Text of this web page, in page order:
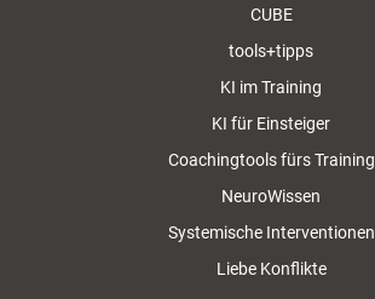
CUBE
tools+tipps
KI im Training
KI für Einsteiger
Coachingtools fürs Training
NeuroWissen
Systemische Interventionen
Liebe Konflikte